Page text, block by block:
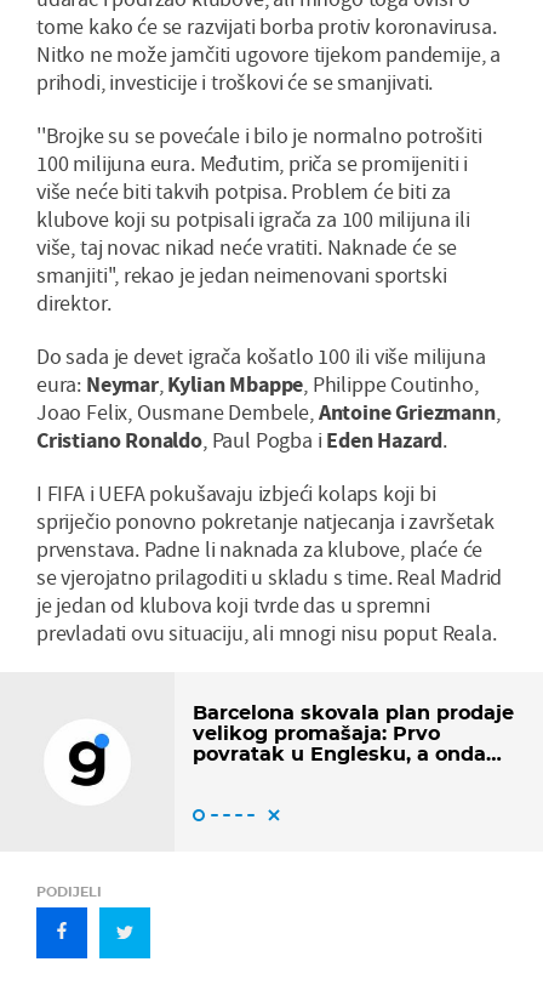
tome kako će se razvijati borba protiv koronavirusa.
Nitko ne može jamčiti ugovore tijekom pandemije, a
prihodi, investicije i troškovi će se smanjivati.
''Brojke su se povećale i bilo je normalno potrošiti
100 milijuna eura. Međutim, priča se promijeniti i
više neće biti takvih potpisa. Problem će biti za
klubove koji su potpisali igrača za 100 milijuna ili
više, taj novac nikad neće vratiti. Naknade će se
smanjiti'', rekao je jedan neimenovani sportski
direktor.
Do sada je devet igrača košatlo 100 ili više milijuna
eura: Neymar, Kylian Mbappe , Philippe Coutinho,
Joao Felix, Ousmane Dembele, Antoine Griezmann,
Cristiano Ronaldo, Paul Pogba i Eden Hazard.
I FIFA i UEFA pokušavaju izbjeći kolaps koji bi
spriječio ponovno pokretanje natjecanja i završetak
prvenstava. Padne li naknada za klubove, plaće će
se vjerojatno prilagoditi u skladu s time. Real Madrid
je jedan od klubova koji tvrde das u spremni
prevladati ovu situaciju, ali mnogi nisu poput Reala.
Barcelona skovala plan prodaje
velikog promašaja: Prvo
povratak u Englesku, a onda…
PODIJELI